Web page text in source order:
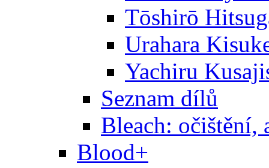
Tōshirō
Urahara
Yachiru
Seznam dílů
Bleach: očištění,
Blood+